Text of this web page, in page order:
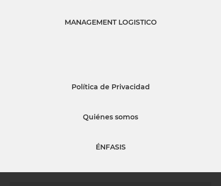
MANAGEMENT LOGISTICO
Política de Privacidad
Quiénes somos
ÉNFASIS